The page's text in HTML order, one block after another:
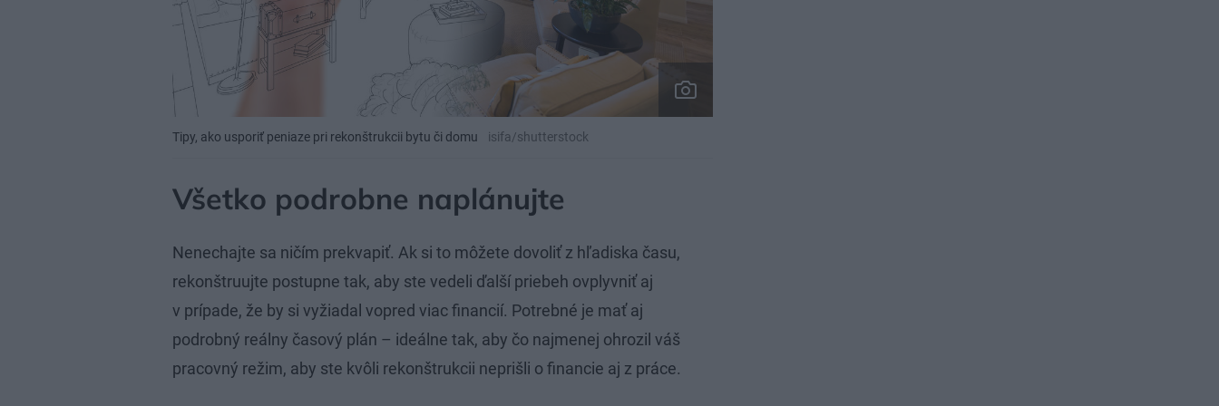
Tipy, ako usporiť peniaze pri rekonštrukcii bytu či domu isifa/shutterstock
Všetko podrobne naplánujte
Nenechajte sa ničím prekvapiť. Ak si to môžete dovoliť z hľadiska času,
rekonštruujte postupne tak, aby ste vedeli ďalší priebeh ovplyvniť aj
v prípade, že by si vyžiadal vopred viac financií. Potrebné je mať aj
podrobný reálny časový plán – ideálne tak, aby čo najmenej ohrozil váš
pracovný režim, aby ste kvôli rekonštrukcii neprišli o financie aj z práce.